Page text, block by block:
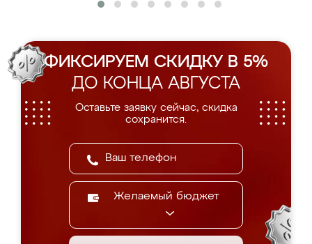
ФИКСИРУЕМ СКИДКУ В 5%
ДО КОНЦА АВГУСТА
Оставьте заявку сейчас, скидка
сохранится.
Желаемый бюджет